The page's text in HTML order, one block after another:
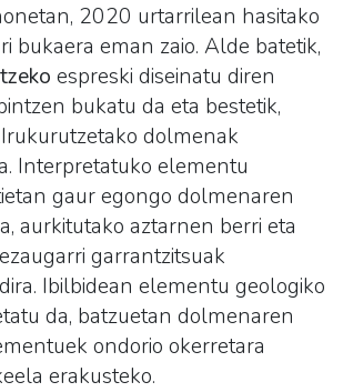
2020 urtarrilean hasitako
bukaera eman zaio. Alde batetik,
espreski diseinatu diren
bukatu da eta bestetik,
dolmenak
Interpretatuko elementu
gaur egongo dolmenaren
aurkitutako aztarnen berri eta
garrantzitsuak
Ibilbidean elementu geologiko
da, batzuetan dolmenaren
ondorio okerretara
erakusteko.